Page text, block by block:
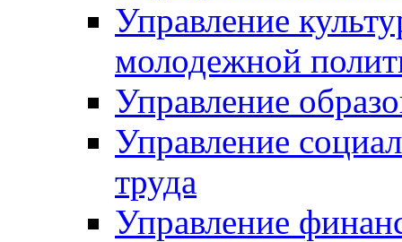
Управление
молодежной
Управление
Управление
труда
Управление